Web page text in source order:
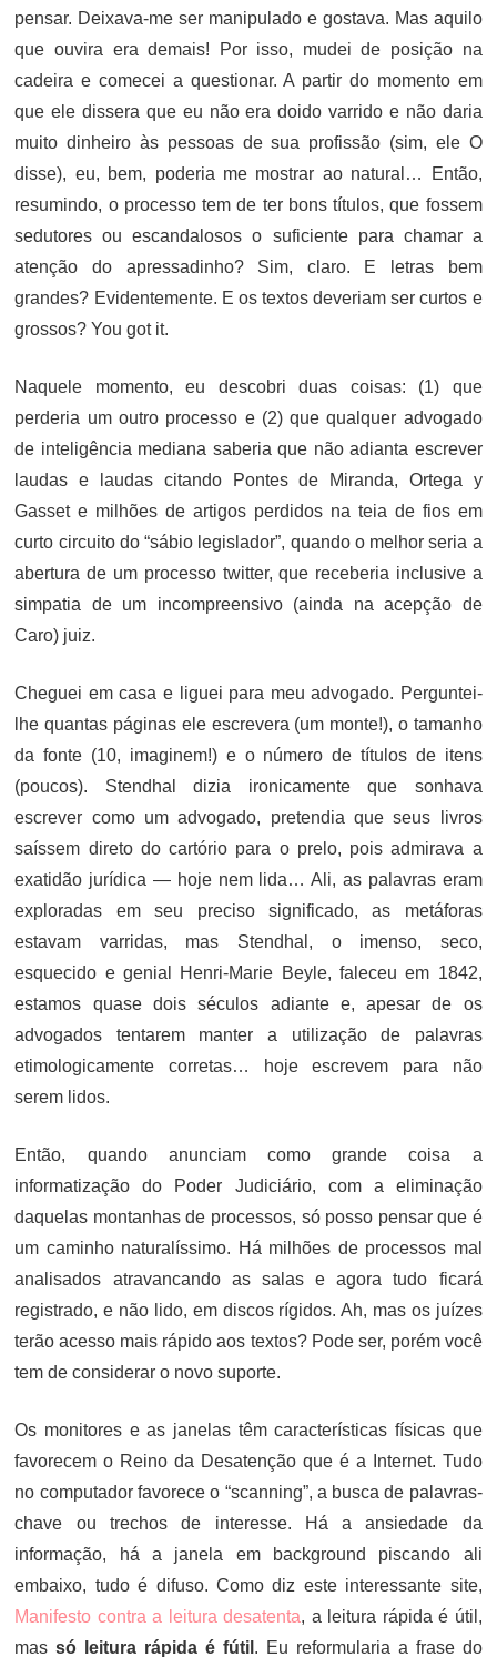
pensar. Deixava-me ser manipulado e gostava. Mas aquilo
que ouvira era demais! Por isso, mudei de posição na
cadeira e comecei a questionar. A partir do momento em
que ele dissera que eu não era doido varrido e não daria
muito dinheiro às pessoas de sua profissão (sim, ele O
disse), eu, bem, poderia me mostrar ao natural… Então,
resumindo, o processo tem de ter bons títulos, que fossem
sedutores ou escandalosos o suficiente para chamar a
atenção do apressadinho? Sim, claro. E letras bem
grandes? Evidentemente. E os textos deveriam ser curtos e
grossos? You got it.
Naquele momento, eu descobri duas coisas: (1) que
perderia um outro processo e (2) que qualquer advogado
de inteligência mediana saberia que não adianta escrever
laudas e laudas citando Pontes de Miranda, Ortega y
Gasset e milhões de artigos perdidos na teia de fios em
curto circuito do “sábio legislador”, quando o melhor seria a
abertura de um processo twitter, que receberia inclusive a
simpatia de um incompreensivo (ainda na acepção de
Caro) juiz.
Cheguei em casa e liguei para meu advogado. Perguntei-
lhe quantas páginas ele escrevera (um monte!), o tamanho
da fonte (10, imaginem!) e o número de títulos de itens
(poucos). Stendhal dizia ironicamente que sonhava
escrever como um advogado, pretendia que seus livros
saíssem direto do cartório para o prelo, pois admirava a
exatidão jurídica — hoje nem lida… Ali, as palavras eram
exploradas em seu preciso significado, as metáforas
estavam varridas, mas Stendhal, o imenso, seco,
esquecido e genial Henri-Marie Beyle, faleceu em 1842,
estamos quase dois séculos adiante e, apesar de os
advogados tentarem manter a utilização de palavras
etimologicamente corretas… hoje escrevem para não
serem lidos.
Então, quando anunciam como grande coisa a
informatização do Poder Judiciário, com a eliminação
daquelas montanhas de processos, só posso pensar que é
um caminho naturalíssimo. Há milhões de processos mal
analisados atravancando as salas e agora tudo ficará
registrado, e não lido, em discos rígidos. Ah, mas os juízes
terão acesso mais rápido aos textos? Pode ser, porém você
tem de considerar o novo suporte.
Os monitores e as janelas têm características físicas que
favorecem o Reino da Desatenção que é a Internet. Tudo
no computador favorece o “scanning”, a busca de palavras-
chave ou trechos de interesse. Há a ansiedade da
informação, há a janela em background piscando ali
embaixo, tudo é difuso. Como diz este interessante site,
Manifesto contra a leitura desatenta, a leitura rápida é útil,
massó leitura rápida é fútil . Eu reformularia a frase do